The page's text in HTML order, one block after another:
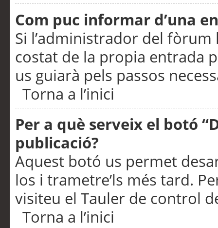
Com puc informar d’una
Si l’administrador del
costat de la propia entrada
us guiarà pels passos
Torna a l’inici
Per a què serveix el botó
publicació?
Aquest botó us permet
los i trametre’ls més tard.
visiteu el Tauler de control
Torna a l’inici